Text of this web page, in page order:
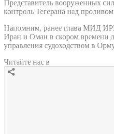
Представитель вооруженных
контроль Тегерана над
Напомним, ранее глава МИД
Иран и Оман в скором времени
управления судоходством в
Читайте нас в